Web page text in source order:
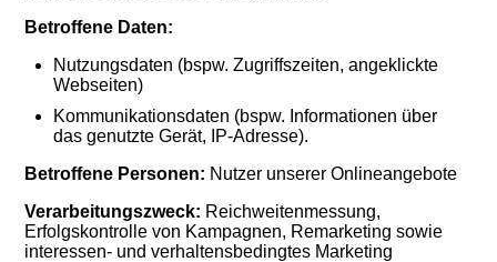
Betroffene Daten:
Nutzungsdaten (bspw. Zugriffszeiten, angeklickte
Webseiten)
Kommunikationsdaten (bspw. Informationen über
das genutzte Gerät, IP-Adresse).
Betroffene Personen: Nutzer unserer Onlineangebote
Verarbeitungszweck: Reichweitenmessung,
Erfolgskontrolle von Kampagnen, Remarketing sowie
interessen- und verhaltensbedingtes Marketing